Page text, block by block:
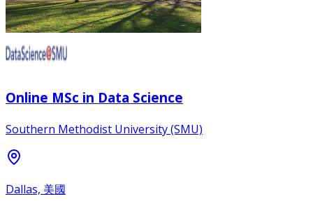
Online MSc in Data Science
Southern Methodist University (SMU)
Dallas, 美國